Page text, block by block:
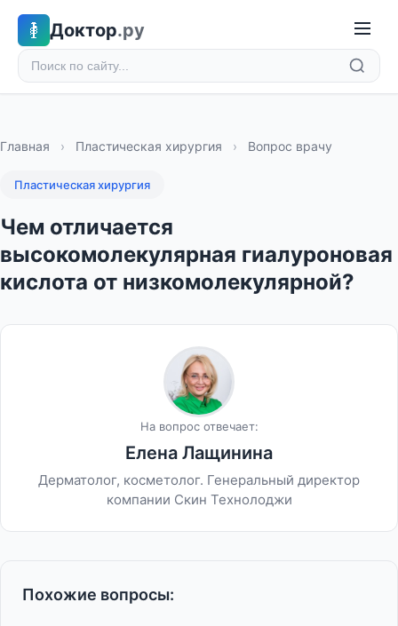
Доктор.ру
Главная › Пластическая хирургия › Вопрос врачу
Пластическая хирургия
Чем отличается
высокомолекулярная гиалуроновая
кислота от низкомолекулярной?
На вопрос отвечает:
Елена Лащинина
Дерматолог, косметолог. Генеральный директор
компании Скин Технолоджи
Похожие вопросы: